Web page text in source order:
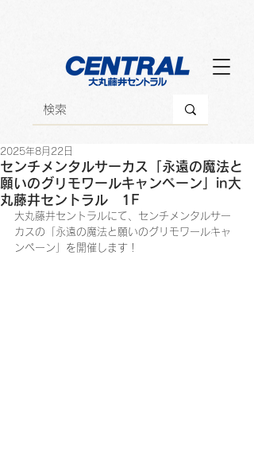
センチメンタルサーカス「永遠の魔法と
願いのグリモワールキャンペーン」in大
丸藤井セントラル 1F
2025年8月22日
大丸藤井セントラルにて、センチメンタルサー
カスの「永遠の魔法と願いのグリモワールキャ
ンペーン」を開催します！